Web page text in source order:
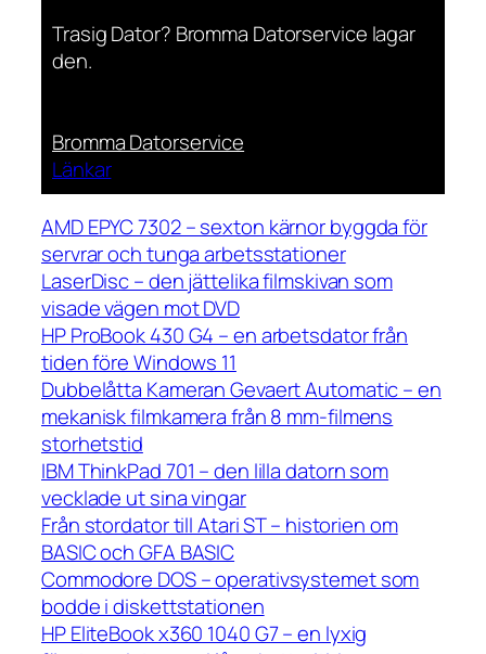
Trasig Dator? Bromma Datorservice lagar
den.
Bromma Datorservice
Länkar
AMD EPYC 7302 – sexton kärnor byggda för
servrar och tunga arbetsstationer
LaserDisc – den jättelika filmskivan som
visade vägen mot DVD
HP ProBook 430 G4 – en arbetsdator från
tiden före Windows 11
Dubbelåtta Kameran Gevaert Automatic – en
mekanisk filmkamera från 8 mm-filmens
storhetstid
IBM ThinkPad 701 – den lilla datorn som
vecklade ut sina vingar
Från stordator till Atari ST – historien om
BASIC och GFA BASIC
Commodore DOS – operativsystemet som
bodde i diskettstationen
HP EliteBook x360 1040 G7 – en lyxig